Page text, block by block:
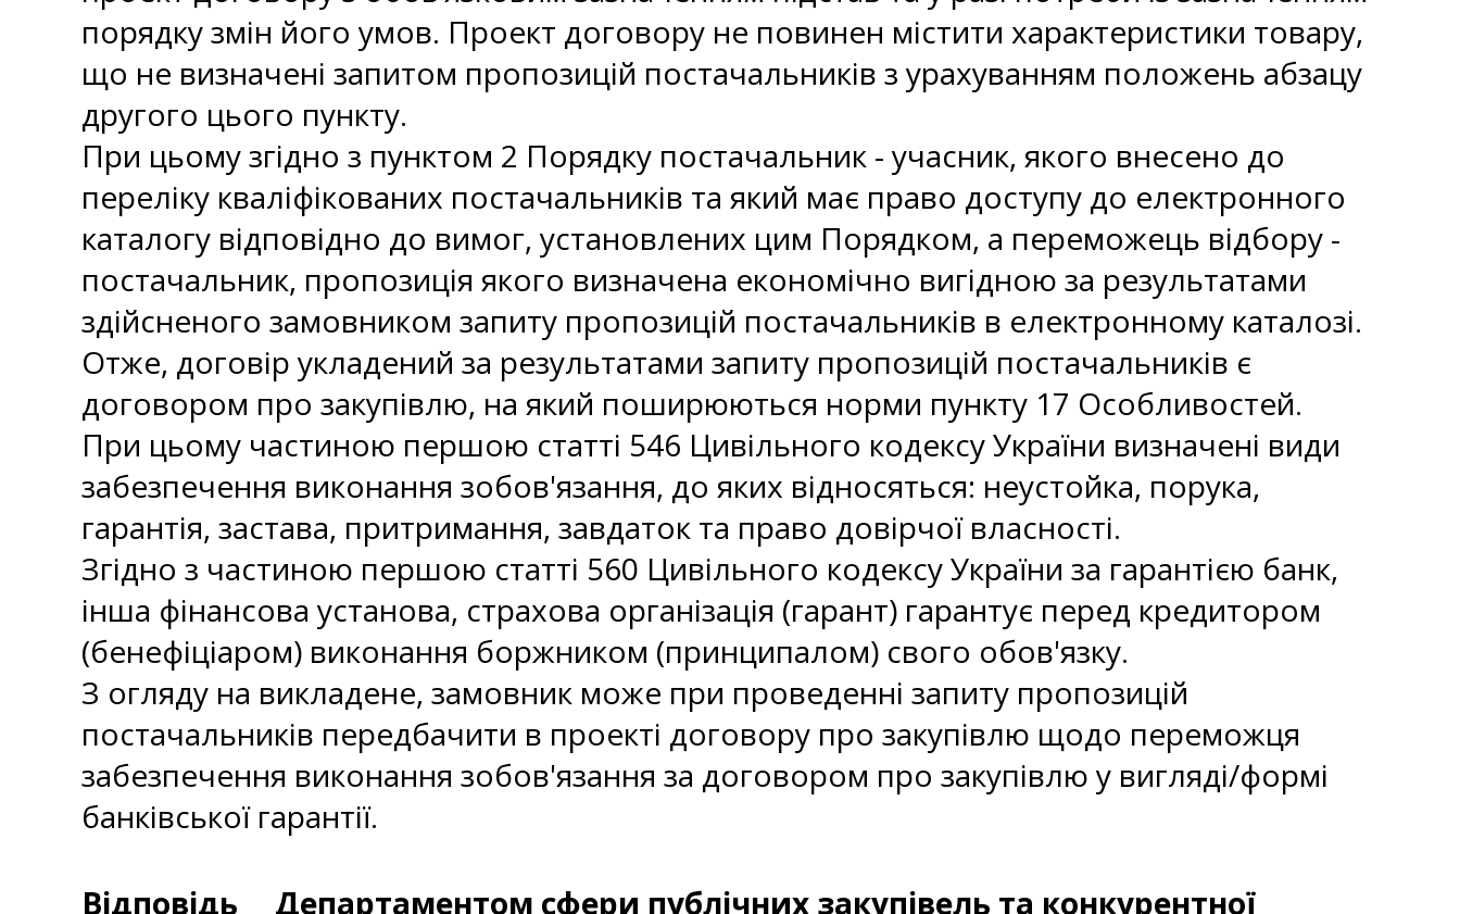
порядку змін його умов. Проект договору не повинен містити характеристики товару,
що не визначені запитом пропозицій постачальників з урахуванням положень абзацу
другого цього пункту.
При цьому згідно з пунктом 2 Порядку постачальник - учасник, якого внесено до
переліку кваліфікованих постачальників та який має право доступу до електронного
каталогу відповідно до вимог, установлених цим Порядком, а переможець відбору -
постачальник, пропозиція якого визначена економічно вигідною за результатами
здійсненого замовником запиту пропозицій постачальників в електронному каталозі.
Отже, договір укладений за результатами запиту пропозицій постачальників є
договором про закупівлю, на який поширюються норми пункту 17 Особливостей.
При цьому частиною першою статті 546 Цивільного кодексу України визначені види
забезпечення виконання зобов'язання, до яких відносяться: неустойка, порука,
гарантія, застава, притримання, завдаток та право довірчої власності.
Згідно з частиною першою статті 560 Цивільного кодексу України за гарантією банк,
інша фінансова установа, страхова організація (гарант) гарантує перед кредитором
(бенефіціаром) виконання боржником (принципалом) свого обов'язку.
З огляду на викладене, замовник може при проведенні запиту пропозицій
постачальників передбачити в проекті договору про закупівлю щодо переможця
забезпечення виконання зобов'язання за договором про закупівлю у вигляді/формі
банківської гарантії.
Відповідь Департаментом сфери публічних закупівель та конкурентної